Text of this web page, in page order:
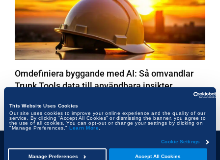
This Website Uses Cookies
Our site uses cookies to improve your online experience and the quality of our
service. By clicking “Accept All Cookies” or dismissing the banner, you agree to
the use of all cookies. You can opt-out or change your settings by clicking on
"Manage Preferences."
Learn More.
Cookie Settings
Accept All Cookies
Manage Preferences
Omdefiniera byggande med AI: Så omvandlar
Trunk Tools data till användbara insikter